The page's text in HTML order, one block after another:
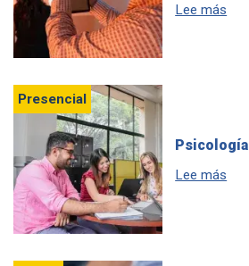
Lee más
Presencial
Psicología
Lee más